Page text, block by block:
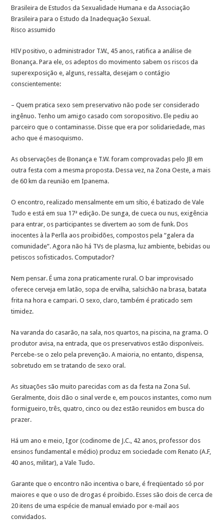
Brasileira de Estudos da Sexualidade Humana e da Associação
Brasileira para o Estudo da Inadequação Sexual.
Risco assumido
HIV positivo, o administrador T.W., 45 anos, ratifica a análise de
Bonança. Para ele, os adeptos do movimento sabem os riscos da
superexposição e, alguns, ressalta, desejam o contágio
conscientemente:
– Quem pratica sexo sem preservativo não pode ser considerado
ingênuo. Tenho um amigo casado com soropositivo. Ele pediu ao
parceiro que o contaminasse. Disse que era por solidariedade, mas
acho que é masoquismo.
As observações de Bonança e T.W. foram comprovadas pelo JB em
outra festa com a mesma proposta. Dessa vez, na Zona Oeste, a mais
de 60 km da reunião em Ipanema.
O encontro, realizado mensalmente em um sítio, é batizado de Vale
Tudo e está em sua 17ª edição. De sunga, de cueca ou nus, exigência
para entrar, os participantes se divertem ao som de funk. Dos
inocentes à la Perlla aos proibidões, compostos pela “galera da
comunidade”. Agora não há TVs de plasma, luz ambiente, bebidas ou
petiscos sofisticados. Computador?
Nem pensar. É uma zona praticamente rural. O bar improvisado
oferece cerveja em latão, sopa de ervilha, salsichão na brasa, batata
frita na hora e campari. O sexo, claro, também é praticado sem
timidez.
Na varanda do casarão, na sala, nos quartos, na piscina, na grama. O
produtor avisa, na entrada, que os preservativos estão disponíveis.
Percebe-se o zelo pela prevenção. A maioria, no entanto, dispensa,
sobretudo em se tratando de sexo oral.
As situações são muito parecidas com as da festa na Zona Sul.
Geralmente, dois dão o sinal verde e, em poucos instantes, como num
formigueiro, três, quatro, cinco ou dez estão reunidos em busca do
prazer.
Há um ano e meio, Igor (codinome de J.C., 42 anos, professor dos
ensinos fundamental e médio) produz em sociedade com Renato (A.F,
40 anos, militar), a Vale Tudo.
Garante que o encontro não incentiva o bare, é freqüentado só por
maiores e que o uso de drogas é proibido. Esses são dois de cerca de
20 itens de uma espécie de manual enviado por e-mail aos
convidados.